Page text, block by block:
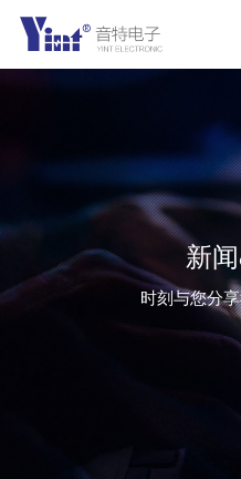
新
时刻与您分